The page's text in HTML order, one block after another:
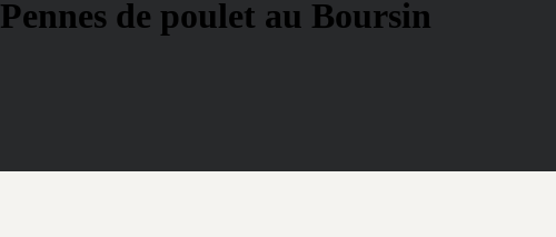
Pennes de poulet au Boursin